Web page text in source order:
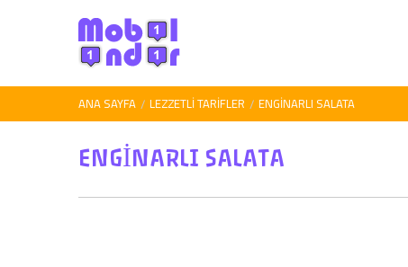
ANA SAYFA LEZZETLI TARIFLER ENGİNARLI SALATA
ENGİNARLI SALATA